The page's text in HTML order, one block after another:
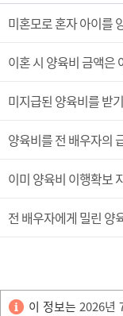
미혼모로 혼자 아이를
이혼 시 양육비 금액은
미지급된 양육비를 받
양육비를 전 배우자의
이미 양육비 이행확보
전 배우자에게 밀린 양
이 정보는 2026년